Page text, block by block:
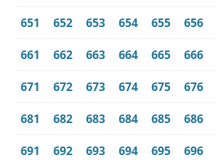
651 652 653 654 655 656
661 662 663 664 665 666
671 672 673 674 675 676
681 682 683 684 685 686
691 692 693 694 695 696